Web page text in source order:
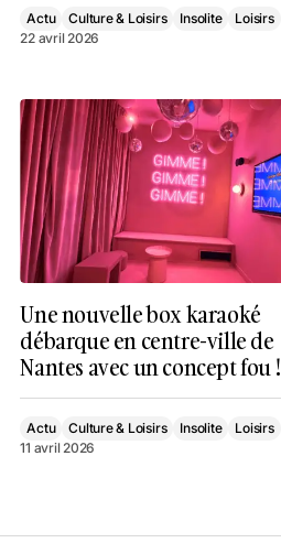
Actu Culture & Loisirs Insolite
Loisirs
22 avril 2026
Une nouvelle box karaoké
débarque en centre-ville de
Nantes avec un concept fou !
Actu Culture & Loisirs Insolite
Loisirs
11 avril 2026